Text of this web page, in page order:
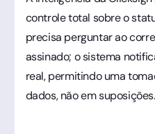
controle total sobre o
precisa perguntar ao
assinado; o sistema
real, permitindo uma
dados, não em suposições.